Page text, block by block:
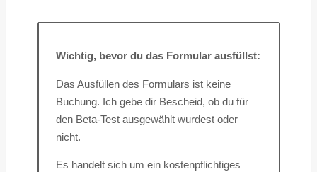
Wichtig, bevor du das Formular ausfüllst:
Das Ausfüllen des Formulars ist keine
Buchung. Ich gebe dir Bescheid, ob du für
den Beta-Test ausgewählt wurdest oder
nicht.
Es handelt sich um ein kostenpflichtiges